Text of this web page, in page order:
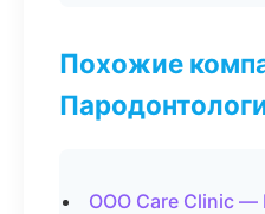
Похожие
ООО Care Clinic —